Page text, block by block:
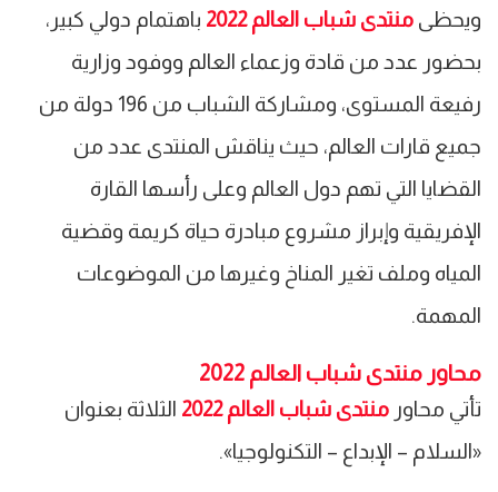
ويحظى منتدى شباب العالم 2022
باهتمام دولي كبير،
بحضور عدد من قادة وزعماء العالم ووفود وزارية
رفيعة المستوى، ومشاركة الشباب من 196 دولة من
جميع قارات العالم، حيث يناقش المنتدى عدد من
القضايا التي تهم دول العالم وعلى رأسها القارة
الإفريقية وإبراز مشروع مبادرة حياة كريمة وقضية
المياه وملف تغير المناخ وغيرها من الموضوعات
المهمة.
محاور منتدى شباب العالم 2022
تأتي محاور منتدى شباب العالم 2022
الثلاثة بعنوان
«السلام – الإبداع – التكنولوجيا».